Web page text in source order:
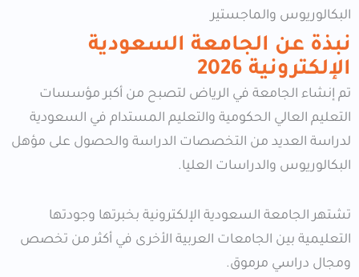
البكالوريوس والماجستير
نبذة عن الجامعة السعودية
الإلكترونية
تم إنشاء الجامعة في الرياض لتصبح من أكبر مؤسسات
التعليم العالي الحكومية والتعليم المستدام في السعودية
لدراسة العديد من التخصصات الدراسة والحصول على مؤهل
البكالوريوس والدراسات العليا.
تشتهر الجامعة السعودية الإلكترونية بخبرتها وجودتها
التعليمية بين الجامعات العربية الأخرى في أكثر من تخصص
ومجال دراسي مرموق.